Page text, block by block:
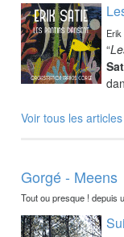
Erik
“
Voir tous les
Gorgé - Meens
Tout ou presque ! depuis